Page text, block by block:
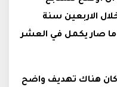
الاربعين سنة
صار يكمل في العشر
كان هناك تهديف واضح